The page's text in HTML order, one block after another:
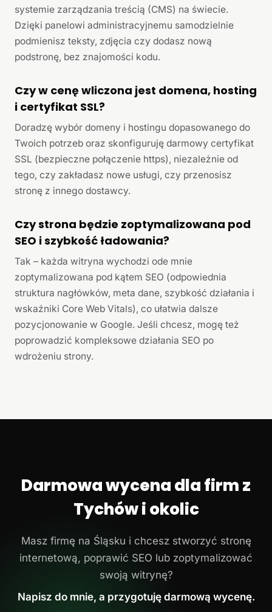
systemie zarządzania treścią (CMS) na świecie.
Dzięki panelowi administracyjnemu samodzielnie
podmienisz teksty, zdjęcia czy dodasz nową
podstronę, bez znajomości kodu.
Czy w cenę wliczona jest domena, hosting
i certyfikat SSL?
Doradzę wybór domeny i hostingu dopasowanego do
Twoich potrzeb oraz skonfiguruję darmowy certyfikat
SSL (bezpieczne połączenie https), niezależnie od
tego, czy zakładasz nowe usługi, czy przenosisz
stronę z innego dostawcy.
Czy strona będzie zoptymalizowana pod
SEO i szybkość ładowania?
Tak – każda witryna wychodzi ode mnie
zoptymalizowana pod kątem SEO (odpowiednia
struktura nagłówków, meta dane, szybkość działania i
wskaźniki Core Web Vitals), co ułatwia dalsze
pozycjonowanie w Google. Jeśli chcesz, mogę też
poprowadzić kompleksowe działania SEO po
wdrożeniu strony.
Darmowa wycena dla firm z
Tychów i okolic
Masz firmę na Śląsku i chcesz stworzyć stronę
internetową, poprawić SEO lub zoptymalizować
swoją witrynę?
Napisz do mnie, a przygotuję darmową wycenę.